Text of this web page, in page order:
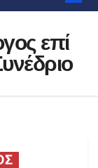
επί